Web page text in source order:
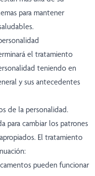
para mantener
el tratamiento
teniendo en
y sus antecedentes
de la personalidad.
para cambiar los patrones
El tratamiento
pueden funcionar